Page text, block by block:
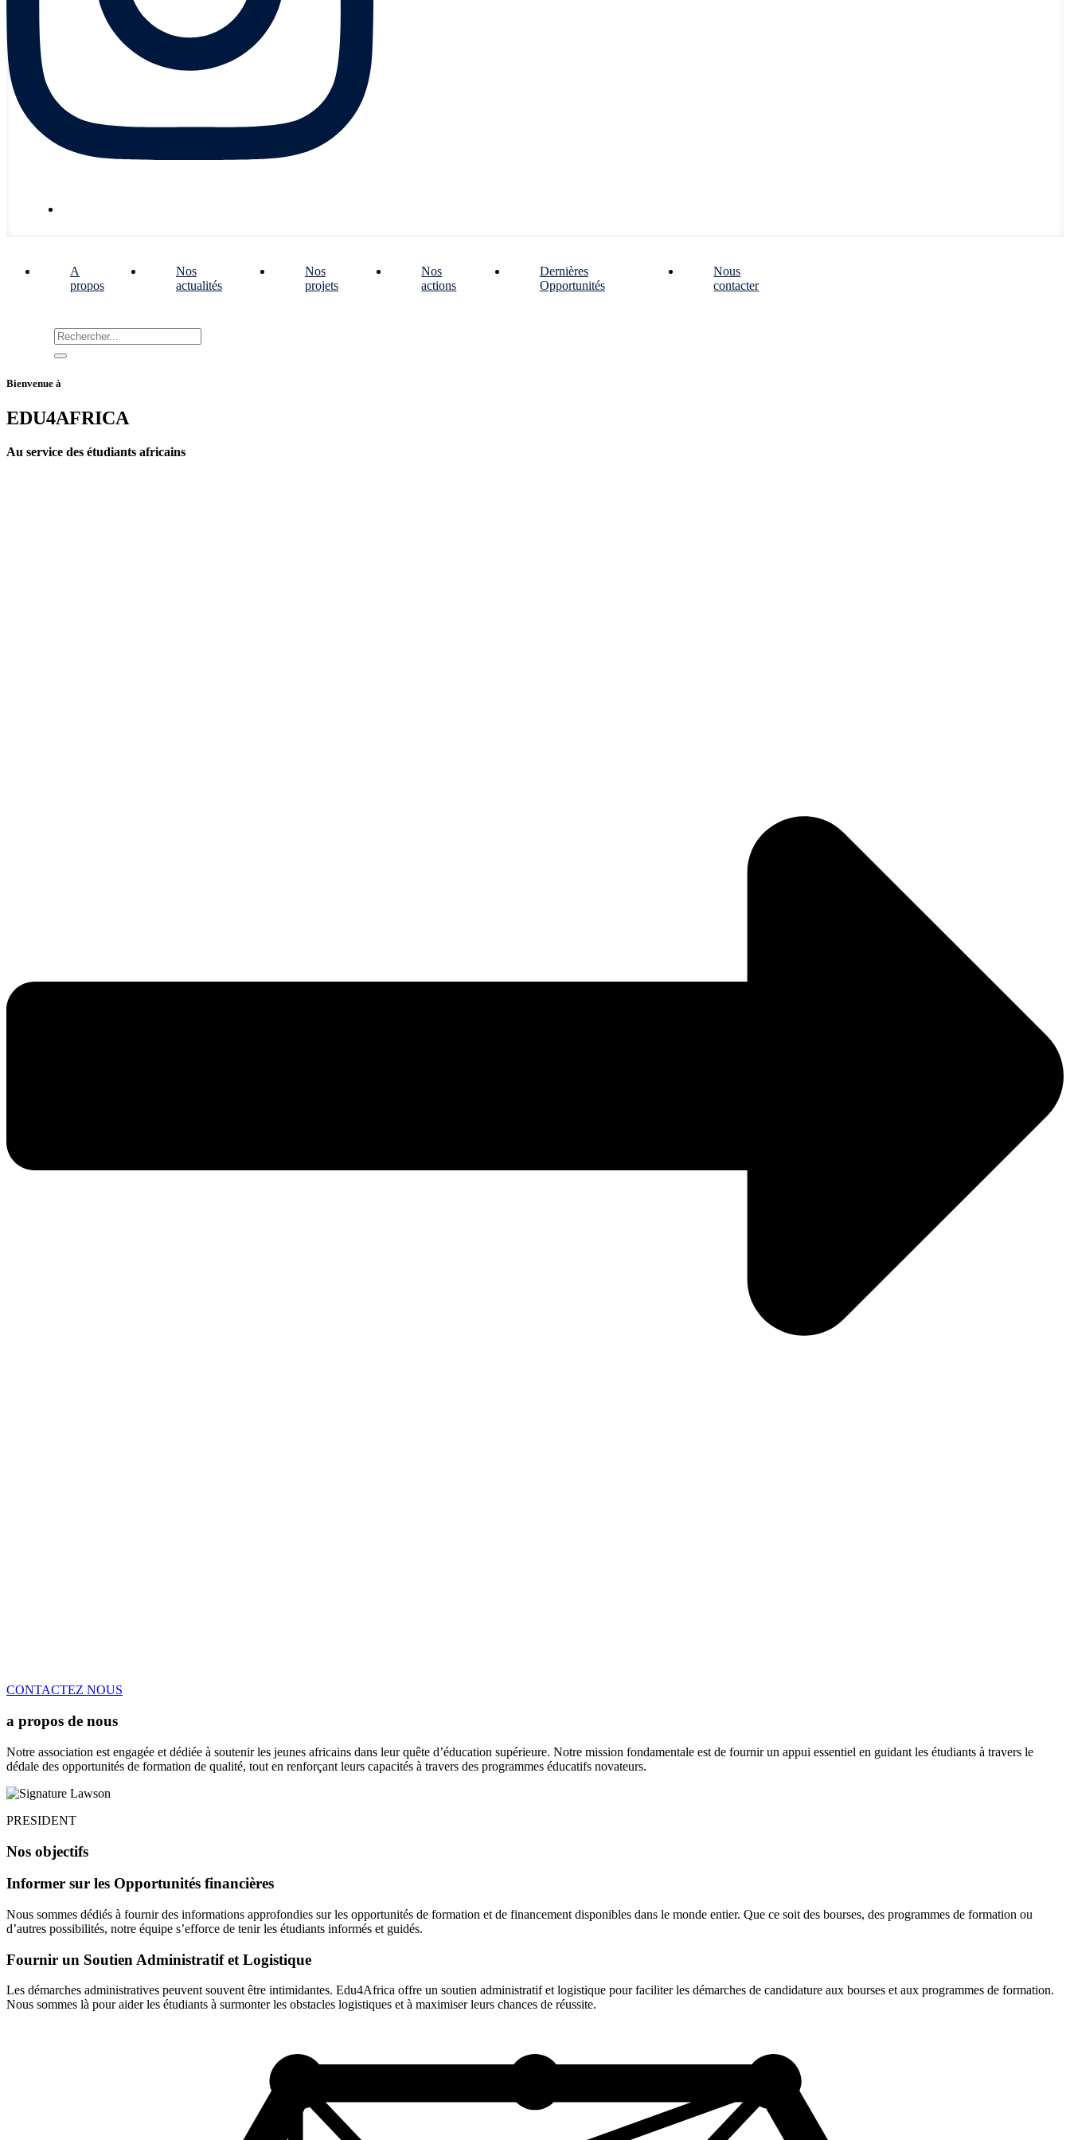
A
propos
Nos
actualités
Nos
projets
Nos
actions
Dernières
Opportunités
Nous
contacter
Bienvenue à
EDU4AFRICA
Au service des étudiants africains
CONTACTEZ NOUS
a propos de nous
Notre association est engagée et dédiée à soutenir les jeunes africains dans leur quête d’éducation supérieure. Notre mission fondamentale est de fournir un appui essentiel en guidant les étudiants à travers le
dédale des opportunités de formation de qualité, tout en renforçant leurs capacités à travers des programmes éducatifs novateurs.
PRESIDENT
Nos objectifs
Informer sur les Opportunités financières
Nous sommes dédiés à fournir des informations approfondies sur les opportunités de formation et de financement disponibles dans le monde entier. Que ce soit des bourses, des programmes de formation ou
d’autres possibilités, notre équipe s’efforce de tenir les étudiants informés et guidés.
Fournir un Soutien Administratif et Logistique
Les démarches administratives peuvent souvent être intimidantes. Edu4Africa offre un soutien administratif et logistique pour faciliter les démarches de candidature aux bourses et aux programmes de formation.
Nous sommes là pour aider les étudiants à surmonter les obstacles logistiques et à maximiser leurs chances de réussite.